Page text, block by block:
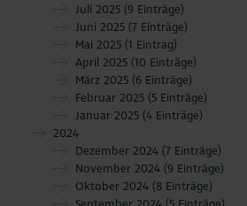
Juli 2025 (9 Einträge)
Juni 2025 (7 Einträge)
Mai 2025 (1 Eintrag)
April 2025 (10 Einträge)
März 2025 (6 Einträge)
Februar 2025 (5 Einträge)
Januar 2025 (4 Einträge)
2024
Dezember 2024 (7 Einträge)
November 2024 (9 Einträge)
Oktober 2024 (8 Einträge)